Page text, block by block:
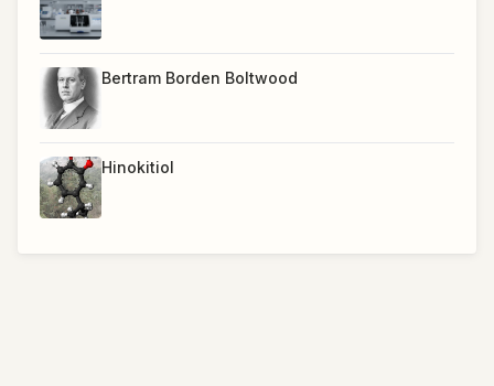
Bertram Borden Boltwood
Hinokitiol